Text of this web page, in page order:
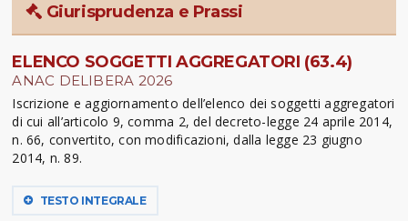
Giurisprudenza e Prassi
ELENCO SOGGETTI AGGREGATORI (63.4)
ANAC DELIBERA 2026
Iscrizione e aggiornamento dell’elenco dei soggetti aggregatori
di cui all’articolo 9, comma 2, del decreto-legge 24 aprile 2014,
n. 66, convertito, con modificazioni, dalla legge 23 giugno
2014, n. 89.
TESTO INTEGRALE